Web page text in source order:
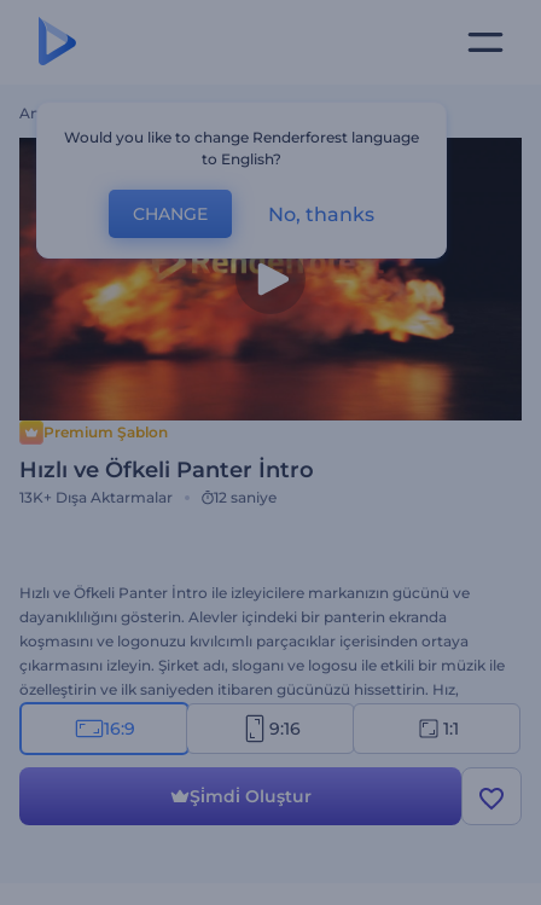
Ana Sayfa
Premium Şablon
Hızlı ve Öfkeli Panter İntro
13K+ Dışa Aktarmalar 12 saniye
Hızlı ve Öfkeli Panter İntro ile izleyicilere markanızın gücünü ve
dayanıklılığını gösterin. Alevler içindeki bir panterin ekranda
koşmasını ve logonuzu kıvılcımlı parçacıklar içerisinden ortaya
çıkarmasını izleyin. Şirket adı, sloganı ve logosu ile etkili bir müzik ile
özelleştirin ve ilk saniyeden itibaren gücünüzü hissettirin. Hız,
kuvvet ve dayanıklılık gibi mesajları enerjik bir intro ile vermek
isteyen markalar için harika bir seçenek. Hemen oluşturun ve
16:9 9:16 1:1
Şi̇mdi̇ Oluştur
Would you like to change Renderforest language
to English?
CHANGE No, thanks